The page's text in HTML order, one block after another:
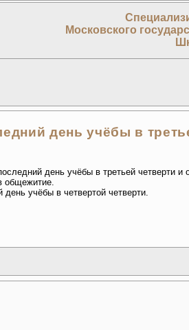
Московского
день учёбы в
день учёбы в третьей четверти и
общежитие.
учёбы в четвертой четверти.